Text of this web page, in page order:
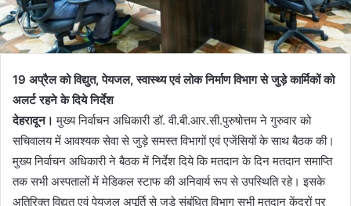
19 अप्रैल को विद्युत, पेयजल, स्वास्थ्य एवं लोक निर्माण विभाग से जुड़े कार्मिकों को
अलर्ट रहने के दिये निर्देश
देहरादून। मुख्य निर्वाचन अधिकारी डॉ. वी.बी.आर.सी.पुरुषोत्तम ने गुरुवार को
सचिवालय में आवश्यक सेवा से जुड़े समस्त विभागों एवं एजेंसियों के साथ बैठक की।
मुख्य निर्वाचन अधिकारी ने बैठक में निर्देश दिये कि मतदान के दिन मतदान समाप्ति
तक सभी अस्पतालों में मेडिकल स्टाफ की अनिवार्य रूप से उपस्थिति रहे। इसके
अतिरिक्त विद्युत एवं पेयजल अपूर्ति से जुड़े संबंधित विभाग सभी मतदान केंद्रों पर